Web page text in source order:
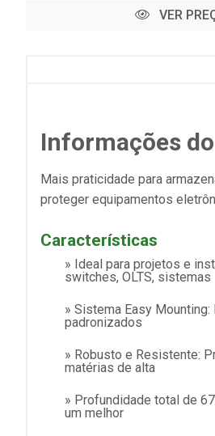
VER
Informações
Mais praticidade para
proteger equipamentos
Características
» Ideal para projetos e
switches, OLTS, sistemas
» Sistema Easy
padronizados
» Robusto e Resistente:
matérias de alta
» Profundidade total de
um melhor